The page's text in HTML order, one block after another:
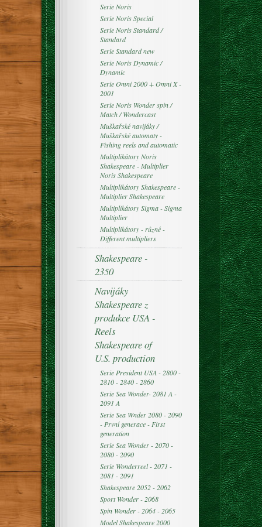
Serie Noris
Serie Noris Special
Serie Noris Standard /
Standard
Serie Standard new
Serie Noris Dynamic /
Dynamic
Serie Omni 2000 + Omni X -
2001
Serie Noris Wonder spin /
Match / Wondercast
Muškařské navijáky /
Muškařské automaty -
Fishing reels and automatic
Multiplikátory Noris
Shakespeare - Multiplier
Noris Shakespeare
Multiplikátory Shakespeare -
Multiplier Shakespeare
Multiplikátory Sigma - Sigma
Multiplier
Multiplikátory - různé -
Different multipliers
Shakespeare -
2350
Navijáky
Shakespeare z
produkce USA -
Reels
Shakespeare of
U.S. production
Serie President USA - 2800 -
2810 - 2840 - 2860
Serie Sea Wonder- 2081 A -
2091 A
Serie Sea Wnder 2080 - 2090
- První generace - First
generation
Serie Sea Wonder - 2070 -
2080 - 2090
Serie Wonderreel - 2071 -
2081 - 2091
Shakespeare 2052 - 2062
Sport Wonder - 2068
Spin Wonder - 2064 - 2065
Model Shakespeare 2000